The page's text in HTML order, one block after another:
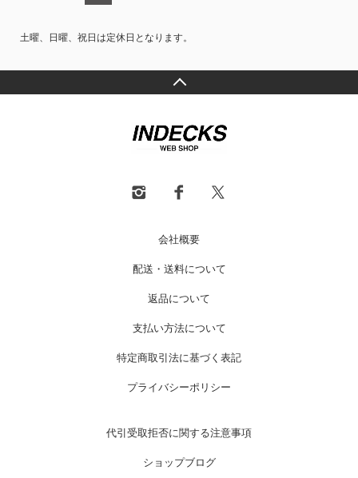
土曜、日曜、祝日は定休日となります。
会社概要
配送・送料について
返品について
支払い方法について
特定商取引法に基づく表記
プライバシーポリシー
代引受取拒否に関する注意事項
ショップブログ